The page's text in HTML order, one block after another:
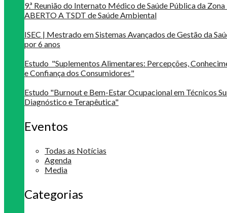
9.ª Reunião do Internato Médico de Saúde Pública da
ABERTO A TSDT de Saúde Ambiental
ISEC | Mestrado em Sistemas Avançados de Gestão da
por 6 anos
Estudo "Suplementos Alimentares: Percepções,
e Confiança dos Consumidores"
Estudo "Burnout e Bem-Estar Ocupacional em Técnicos
Diagnóstico e Terapêutica"
Eventos
Todas as Notícias
Agenda
Media
Categorias